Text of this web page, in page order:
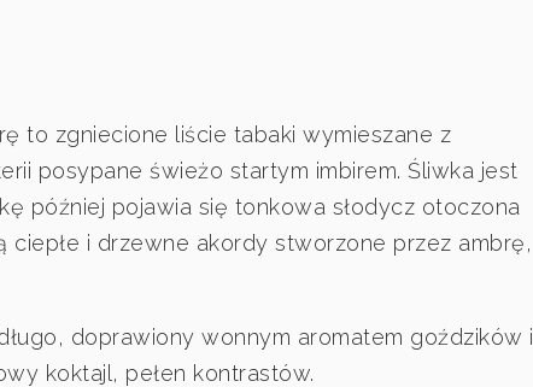
to zgniecione liście tabaki wymieszane z
posypane świeżo startym imbirem. Śliwka jest
później pojawia się tonkowa słodycz otoczona
i drzewne akordy stworzone przez ambrę,
doprawiony wonnym aromatem goździków i
koktajl, pełen kontrastów.